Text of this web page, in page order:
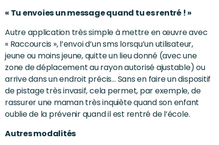
« Tu envoies un message quand tu es rentré ! »
Autre application très simple à mettre en œuvre avec
« Raccourcis », l’envoi d’un sms lorsqu’un utilisateur,
jeune ou moins jeune, quitte un lieu donné (avec une
zone de déplacement au rayon autorisé ajustable) ou
arrive dans un endroit précis… Sans en faire un dispositif
de pistage très invasif, cela permet, par exemple, de
rassurer une maman très inquiète quand son enfant
oublie de la prévenir quand il est rentré de l’école.
Autres modalités